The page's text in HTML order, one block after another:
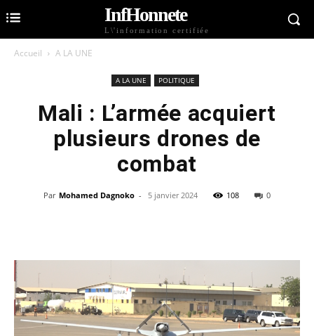
InfHonnete
L\'information certifiée
Accueil A LA UNE
A LA UNE POLITIQUE
Mali : L’armée acquiert
plusieurs drones de
combat
Par Mohamed Dagnoko - 5 janvier 2024 108 0